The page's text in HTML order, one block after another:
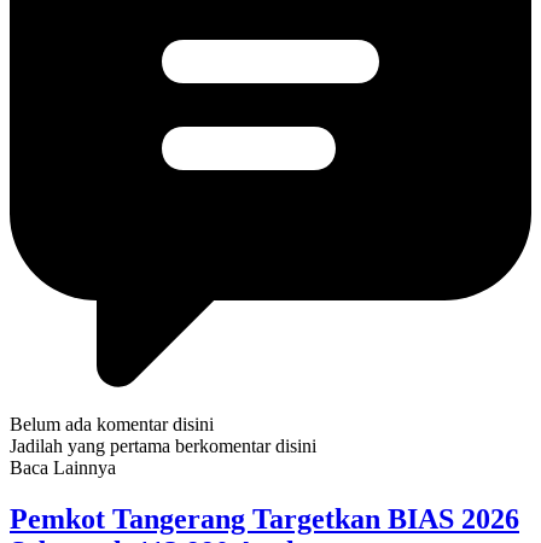
Belum ada komentar disini
Jadilah yang pertama berkomentar disini
Baca Lainnya
Pemkot Tangerang Targetkan BIAS 2026